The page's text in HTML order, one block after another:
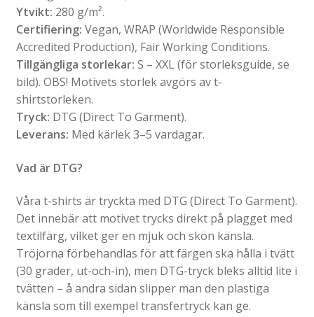
Ytvikt: 280 g/m².
Certifiering: Vegan, WRAP (Worldwide Responsible
Accredited Production), Fair Working Conditions.
Tillgängliga storlekar: S – XXL (för storleksguide, se
bild). OBS! Motivets storlek avgörs av t-
shirtstorleken.
Tryck: DTG (Direct To Garment).
Leverans: Med kärlek 3–5 vardagar.
Vad är DTG?
Våra t-shirts är tryckta med DTG (Direct To Garment).
Det innebär att motivet trycks direkt på plagget med
textilfärg, vilket ger en mjuk och skön känsla.
Tröjorna förbehandlas för att färgen ska hålla i tvätt
(30 grader, ut-och-in), men DTG-tryck bleks alltid lite i
tvätten – å andra sidan slipper man den plastiga
känsla som till exempel transfertryck kan ge.